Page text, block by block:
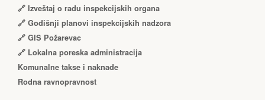
🔗 Izveštaj o radu inspekcijskih organa
🔗 Godišnji planovi inspekcijskih nadzora
🔗 GIS Požarevac
🔗 Lokalna poreska administracija
Komunalne takse i naknade
Rodna ravnopravnost